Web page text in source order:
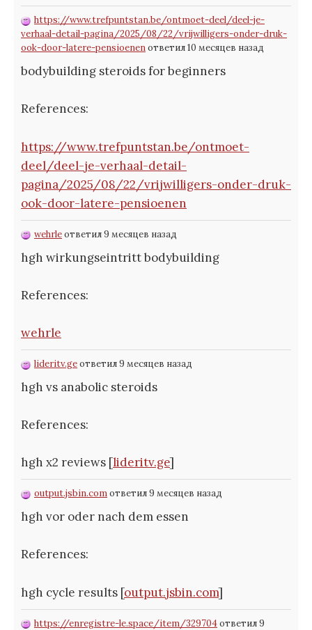
https://www.trefpuntstan.be/ontmoet-deel/deel-je-
verhaal-detail-pagina/2025/08/22/vrijwilligers-onder-druk-
ook-door-latere-pensioenenответил 10 месяцев назад
bodybuilding steroids for beginners
References:
https://www.trefpuntstan.be/ontmoet-
deel/deel-je-verhaal-detail-
pagina/2025/08/22/vrijwilligers-onder-druk-
ook-door-latere-pensioenen
wehrleответил 9 месяцев назад
hgh wirkungseintritt bodybuilding
References:
wehrle
lideritv.geответил 9 месяцев назад
hgh vs anabolic steroids
References:
hgh x2 reviews [lideritv.ge]
output.jsbin.comответил 9 месяцев назад
hgh vor oder nach dem essen
References:
hgh cycle results [output.jsbin.com]
https://enregistre-le.space/item/329704ответил 9